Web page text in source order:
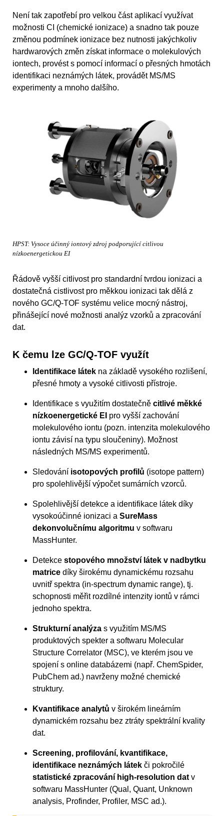
Není tak zapotřebí pro velkou část aplikací využívat
možnosti CI (chemické ionizace) a snadno tak pouze
změnou podmínek ionizace bez nutnosti jakýchkoliv
hardwarových změn získat informace o molekulových
iontech, provést s pomocí informací o přesných hmotách
identifikaci neznámých látek, provádět MS/MS
experimenty a mnoho dalšího.
HPST: Vysoce účinný iontový zdroj podporující citlivou
nízkoenergetickou EI
Řádově vyšší citlivost pro standardní tvrdou ionizaci a
dostatečná cistlivost pro měkkou ionizaci tak dělá z
nového GC/Q-TOF systému velice mocný nástroj,
přinášející nové možnosti analýz vzorků a zpracování
dat.
K čemu lze GC/Q-TOF využít
Identifikace látek na základě vysokého rozlišení,
přesné hmoty a vysoké citlivosti přístroje.
Identifikace s využitím dostatečně citlivé měkké
nízkoenergetické EI pro vyšší zachování
molekulového iontu (pozn. intenzita molekulového
iontu závisí na typu sloučeniny). Možnost
následných MS/MS experimentů.
Sledování isotopových profilů (isotope pattern)
pro spolehlivější výpočet sumárních vzorců.
Spolehlivější detekce a identifikace látek díky
vysokoúčinné ionizaci a SureMass
dekonvolučnímu algoritmu v softwaru
MassHunter.
Detekce stopového množství látek v nadbytku
matrice díky širokému dynamickému rozsahu
uvnitř spektra (in-spectrum dynamic range), tj.
schopnosti měřit rozdílné intenzity iontů v rámci
jednoho spektra.
Strukturní analýza s využitím MS/MS
produktových spekter a softwaru Molecular
Structure Correlator (MSC), ve kterém jsou ve
spojení s online databázemi (např. ChemSpider,
PubChem ad.) navrženy možné chemické
struktury.
Kvantifikace analytů v širokém lineárním
dynamickém rozsahu bez ztráty spektrální kvality
dat.
Screening, profilování, kvantifikace,
identifikace neznámých látek či pokročilé
statistické zpracování high-resolution dat v
softwaru MassHunter (Qual, Quant, Unknown
analysis, Profinder, Profiler, MSC ad.).